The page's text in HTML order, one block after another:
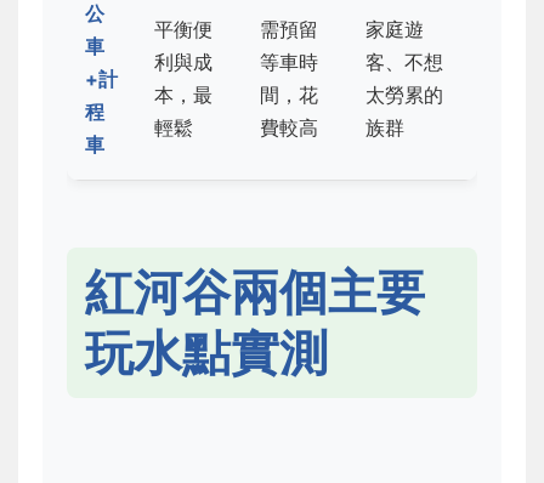
公
車
+計
程
車
平衡便
利與成
本，最
輕鬆
需預留
等車時
間，花
費較高
家庭遊
客、不想
太勞累的
族群
紅河谷兩個主要
玩水點實測